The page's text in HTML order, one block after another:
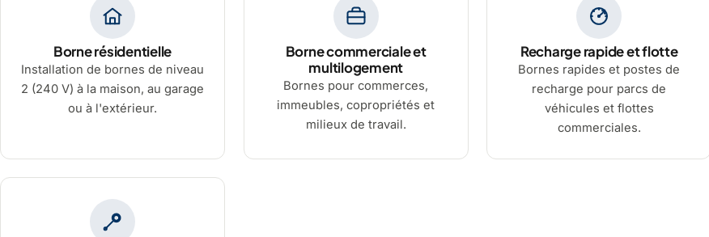
Borne résidentielle
Installation de bornes de niveau
2 (240 V) à la maison, au garage
ou à l'extérieur.
Borne commerciale et
multilogement
Bornes pour commerces,
immeubles, copropriétés et
milieux de travail.
Recharge rapide et flotte
Bornes rapides et postes de
recharge pour parcs de
véhicules et flottes
commerciales.